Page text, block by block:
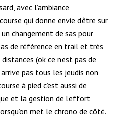
avec l’ambiance
qui donne envie d’être sur
changement de sas pour
de référence en trail et très
(ok ce n’est pas de
pas tous les jeudis non
à pied c’est aussi de
et la gestion de l’effort
met le chrono de côté.